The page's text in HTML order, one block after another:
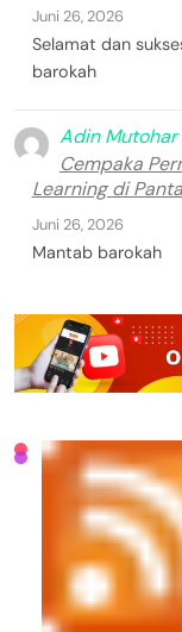
Juni 26, 2026
Selamat dan
barokah
Adin Mutohar
Cempaka
Learning di
Juni 26, 2026
Mantab barokah